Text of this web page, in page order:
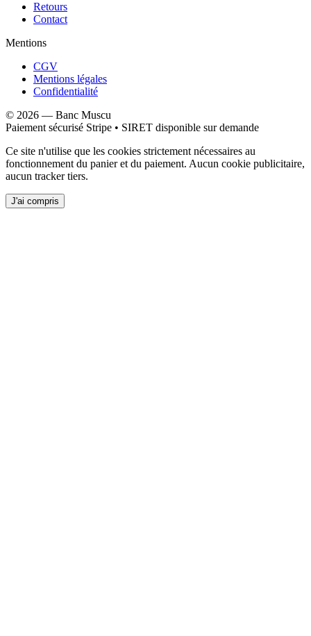
Retours
Contact
Mentions
CGV
Mentions légales
Confidentialité
© 2026 — Banc Muscu
Paiement sécurisé Stripe • SIRET disponible sur demande
Ce site n'utilise que les cookies strictement nécessaires au
fonctionnement du panier et du paiement. Aucun cookie publicitaire,
aucun tracker tiers.
J'ai compris